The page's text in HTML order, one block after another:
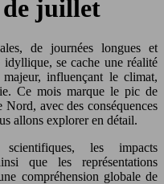
de juillet
de journées longues et
idyllique, se cache une réalité
influençant le climat,
Ce mois marque le pic de
Nord, avec des conséquences
allons explorer en détail.
les impacts
que les représentations
compréhension globale de